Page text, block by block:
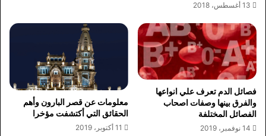
13 أغسطس، 2018
فصائل الدم تعرف علي انواعها
والفرق بينها وصفات اصحاب
الفصائل المختلفة
14 نوفمبر، 2019
معلومات عن قصر البارون وأهم
الحقائق التي أكتشفت مؤخرا
11 أكتوبر، 2019